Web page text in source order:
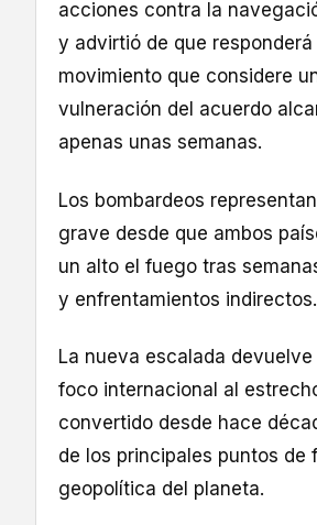
acciones contra la
y advirtió de que
movimiento que considere
vulneración del acuerdo
apenas unas semanas.
Los bombardeos
grave desde que ambos
un alto el fuego tras
y enfrentamientos indirectos.
La nueva escalada devuelve
foco internacional al
convertido desde hace
de los principales puntos de
geopolítica del planeta.